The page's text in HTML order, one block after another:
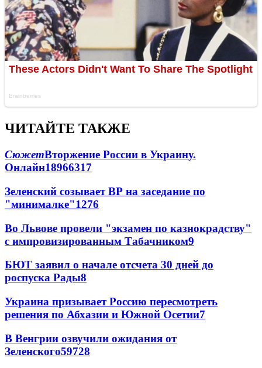
ЧИТАЙТЕ ТАКЖЕ
СюжетВторжение России в Украину.
Онлайн18966317
Зеленский созывает ВР на заседание по
"минималке"1276
Во Львове провели "экзамен по казнокрадству"
с импровизированным Табачником9
БЮТ заявил о начале отсчета 30 дней до
роспуска Рады8
Украина призывает Россию пересмотреть
решения по Абхазии и Южной Осетии7
В Венгрии озвучили ожидания от
Зеленского59728